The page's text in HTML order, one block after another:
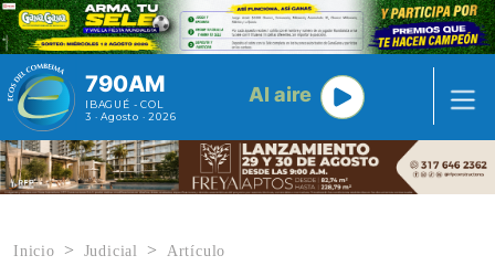
Pasar al contenido principal
790AM
IBAGUÉ - COL
3 · Agosto · 2026
Al aire
Inicio Judicial Artículo